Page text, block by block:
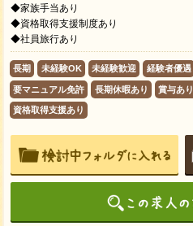
◆家族手当あり
◆資格取得支援制度あり
◆社員旅行あり
長期 未経験OK 未経験歓迎 経験者優遇
要マニュアル免許 長期休暇あり 賞与あり
資格取得支援あり